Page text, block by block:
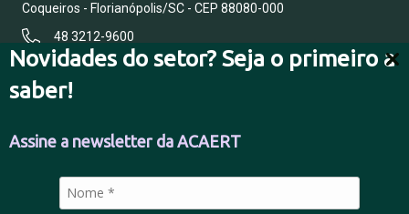
Novidades do setor? Seja o primeiro a
saber!
Assine a newsletter da ACAERT
Coqueiros - Florianópolis/SC - CEP 88080-000
48 3212-9600
FALE CONOSCO
POLÍTICA DE PRIVACIDADE